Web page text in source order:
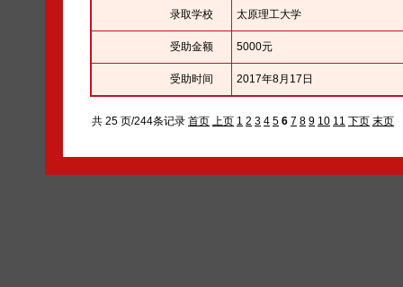
录取学校 太原理工大学
受助金额 5000元
受助时间 2017年8月17日
共 25 页/244条记录 首页 上页 1 2 3 4 5 6 7 8 9 10 11 下页 末页